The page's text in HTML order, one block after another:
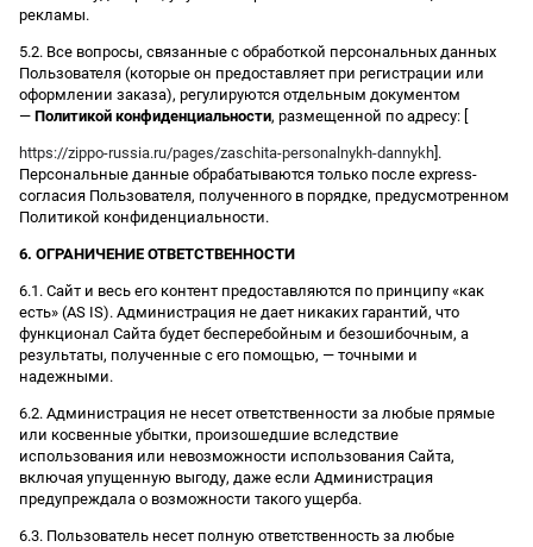
рекламы.
5.2. Все вопросы, связанные с обработкой персональных данных
Пользователя (которые он предоставляет при регистрации или
оформлении заказа), регулируются отдельным документом
— Политикой конфиденциальности, размещенной по адресу: [
https://zippo-russia.ru/pages/zaschita-personalnykh-dannykh ].
Персональные данные обрабатываются только после express-
согласия Пользователя, полученного в порядке, предусмотренном
Политикой конфиденциальности.
6. ОГРАНИЧЕНИЕ ОТВЕТСТВЕННОСТИ
6.1. Сайт и весь его контент предоставляются по принципу «как
есть» (AS IS). Администрация не дает никаких гарантий, что
функционал Сайта будет бесперебойным и безошибочным, а
результаты, полученные с его помощью, — точными и
надежными.
6.2. Администрация не несет ответственности за любые прямые
или косвенные убытки, произошедшие вследствие
использования или невозможности использования Сайта,
включая упущенную выгоду, даже если Администрация
предупреждала о возможности такого ущерба.
6.3. Пользователь несет полную ответственность за любые